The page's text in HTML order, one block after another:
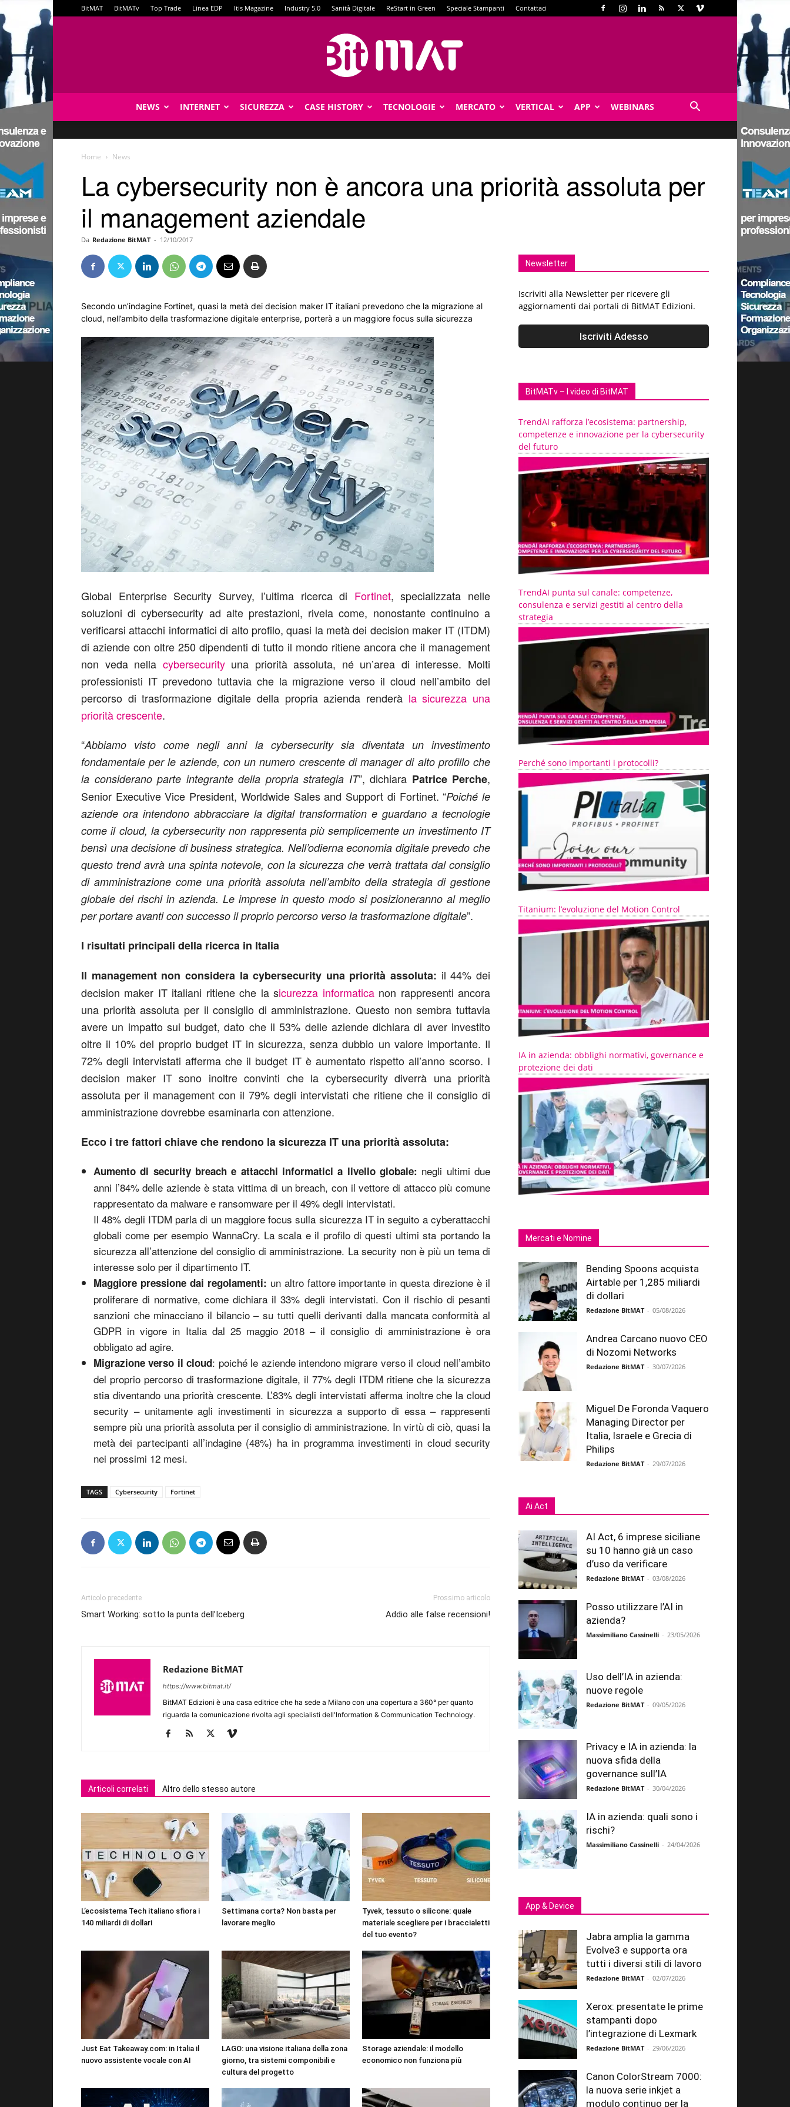
BitMAT BitMATv Top Trade Linea EDP Itis Magazine Industry 5.0 Sanità Digitale ReStart in Green Speciale Stampanti Contattaci
NEWS INTERNET SICUREZZA CASE HISTORY TECNOLOGIE MERCATO VERTICAL APP WEBINARS
Home News
La cybersecurity non è ancora una priorità assoluta per
il management aziendale
Da Redazione BitMAT - 12/10/2017
Secondo un’indagine Fortinet, quasi la metà dei decision maker IT italiani prevedono che la migrazione al
cloud, nell’ambito della trasformazione digitale enterprise, porterà a un maggiore focus sulla sicurezza
Global Enterprise Security Survey, l’ultima ricerca di Fortinet, specializzata nelle
soluzioni di cybersecurity ad alte prestazioni, rivela come, nonostante continuino a
verificarsi attacchi informatici di alto profilo, quasi la metà dei decision maker IT (ITDM)
di aziende con oltre 250 dipendenti di tutto il mondo ritiene ancora che il management
non veda nella cybersecurity una priorità assoluta, né un’area di interesse. Molti
professionisti IT prevedono tuttavia che la migrazione verso il cloud nell’ambito del
percorso di trasformazione digitale della propria azienda renderà la sicurezza una
priorità crescente.
“Abbiamo visto come negli anni la cybersecurity sia diventata un investimento
fondamentale per le aziende, con un numero crescente di manager di alto profillo che
la considerano parte integrante della propria strategia IT”, dichiara Patrice Perche,
Senior Executive Vice President, Worldwide Sales and Support di Fortinet. “Poiché le
aziende ora intendono abbracciare la digital transformation e guardano a tecnologie
come il cloud, la cybersecurity non rappresenta più semplicemente un investimento IT
bensì una decisione di business strategica. Nell’odierna economia digitale prevedo che
questo trend avrà una spinta notevole, con la sicurezza che verrà trattata dal consiglio
di amministrazione come una priorità assoluta nell’ambito della strategia di gestione
globale dei rischi in azienda. Le imprese in questo modo si posizioneranno al meglio
per portare avanti con successo il proprio percorso verso la trasformazione digitale”.
I risultati principali della ricerca in Italia
Il management non considera la cybersecurity una priorità assoluta: il 44% dei
decision maker IT italiani ritiene che la sicurezza informatica non rappresenti ancora
una priorità assoluta per il consiglio di amministrazione. Questo non sembra tuttavia
avere un impatto sui budget, dato che il 53% delle aziende dichiara di aver investito
oltre il 10% del proprio budget IT in sicurezza, senza dubbio un valore importante. Il
72% degli intervistati afferma che il budget IT è aumentato rispetto all’anno scorso. I
decision maker IT sono inoltre convinti che la cybersecurity diverrà una priorità
assoluta per il management con il 79% degli intervistati che ritiene che il consiglio di
amministrazione dovrebbe esaminarla con attenzione.
Ecco i tre fattori chiave che rendono la sicurezza IT una priorità assoluta:
Aumento di security breach e attacchi informatici a livello globale: negli ultimi due
anni l’84% delle aziende è stata vittima di un breach, con il vettore di attacco più comune
rappresentato da malware e ransomware per il 49% degli intervistati.
Il 48% degli ITDM parla di un maggiore focus sulla sicurezza IT in seguito a cyberattacchi
globali come per esempio WannaCry. La scala e il profilo di questi ultimi sta portando la
sicurezza all’attenzione del consiglio di amministrazione. La security non è più un tema di
interesse solo per il dipartimento IT.
Maggiore pressione dai regolamenti: un altro fattore importante in questa direzione è il
proliferare di normative, come dichiara il 33% degli intervistati. Con il rischio di pesanti
sanzioni che minacciano il bilancio – su tutti quelli derivanti dalla mancata conformità al
GDPR in vigore in Italia dal 25 maggio 2018 – il consiglio di amministrazione è ora
obbligato ad agire.
Migrazione verso il cloud: poiché le aziende intendono migrare verso il cloud nell’ambito
del proprio percorso di trasformazione digitale, il 77% degli ITDM ritiene che la sicurezza
stia diventando una priorità crescente. L’83% degli intervistati afferma inoltre che la cloud
security – unitamente agli investimenti in sicurezza a supporto di essa – rappresenti
sempre più una priorità assoluta per il consiglio di amministrazione. In virtù di ciò, quasi la
metà dei partecipanti all’indagine (48%) ha in programma investimenti in cloud security
nei prossimi 12 mesi.
TAGS Cybersecurity Fortinet
Articolo precedente
Smart Working: sotto la punta dell’Iceberg
Prossimo articolo
Addio alle false recensioni!
Redazione BitMAT
https://www.bitmat.it/
BitMAT Edizioni è una casa editrice che ha sede a Milano con una copertura a 360° per quanto
riguarda la comunicazione rivolta agli specialisti dell'lnformation & Communication Technology.
Articoli correlati Altro dello stesso autore
L’ecosistema Tech italiano sfiora i
140 miliardi di dollari
Settimana corta? Non basta per
lavorare meglio
Tyvek, tessuto o silicone: quale
materiale scegliere per i braccialetti
del tuo evento?
Just Eat Takeaway.com: in Italia il
nuovo assistente vocale con AI
LAGO: una visione italiana della zona
giorno, tra sistemi componibili e
cultura del progetto
Storage aziendale: il modello
economico non funziona più
Newsletter
Iscriviti alla Newsletter per ricevere gli
aggiornamenti dai portali di BitMAT Edizioni.
BitMATv – I video di BitMAT
TrendAI rafforza l’ecosistema: partnership,
competenze e innovazione per la cybersecurity
del futuro
TrendAI punta sul canale: competenze,
consulenza e servizi gestiti al centro della
strategia
Perché sono importanti i protocolli?
Titanium: l’evoluzione del Motion Control
IA in azienda: obblighi normativi, governance e
protezione dei dati
Mercati e Nomine
Bending Spoons acquista
Airtable per 1,285 miliardi
di dollari
Redazione BitMAT - 05/08/2026
Andrea Carcano nuovo CEO
di Nozomi Networks
Redazione BitMAT - 30/07/2026
Miguel De Foronda Vaquero
Managing Director per
Italia, Israele e Grecia di
Philips
Redazione BitMAT - 29/07/2026
Ai Act
AI Act, 6 imprese siciliane
su 10 hanno già un caso
d’uso da verificare
Redazione BitMAT - 03/08/2026
Posso utilizzare l’AI in
azienda?
Massimiliano Cassinelli - 23/05/2026
Uso dell’IA in azienda:
nuove regole
Redazione BitMAT - 09/05/2026
Privacy e IA in azienda: la
nuova sfida della
governance sull’IA
Redazione BitMAT - 30/04/2026
IA in azienda: quali sono i
rischi?
Massimiliano Cassinelli - 24/04/2026
App & Device
Jabra amplia la gamma
Evolve3 e supporta ora
tutti i diversi stili di lavoro
Redazione BitMAT - 02/07/2026
Xerox: presentate le prime
stampanti dopo
l’integrazione di Lexmark
Redazione BitMAT - 29/06/2026
Canon ColorStream 7000:
la nuova serie inkjet a
modulo continuo per la